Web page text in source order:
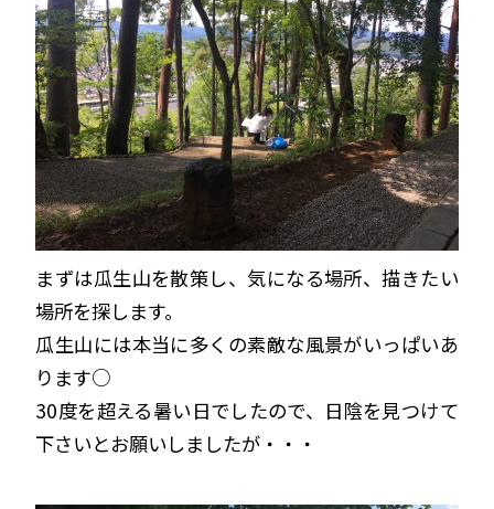
まずは瓜生山を散策し、気になる場所、描きたい
場所を探します。
瓜生山には本当に多くの素敵な風景がいっぱいあ
ります○
30度を超える暑い日でしたので、日陰を見つけて
下さいとお願いしましたが・・・